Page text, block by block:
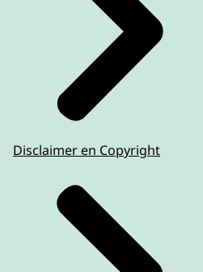
Disclaimer en Copyright